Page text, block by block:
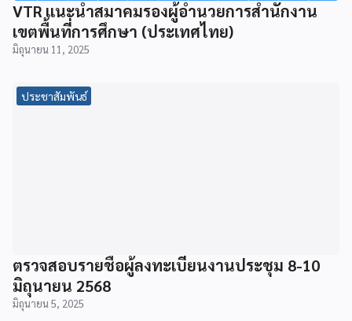
VTR แนะนำสมาคมรองผู้อำนวยการสำนักงาน
เขตพื้นที่การศึกษา (ประเทศไทย)
มิถุนายน 11, 2025
ประชาสัมพันธ์
ตรวจสอบรายชื่อผู้ลงทะเบียนงานประชุม 8-10
มิถุนายน 2568
มิถุนายน 5, 2025